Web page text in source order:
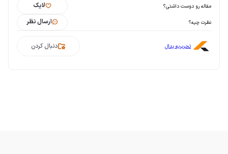
مقاله رو دوست داشتی؟ لایک
نظرت چیه؟ ارسال نظر
تحریریه پدال دنبال کردن